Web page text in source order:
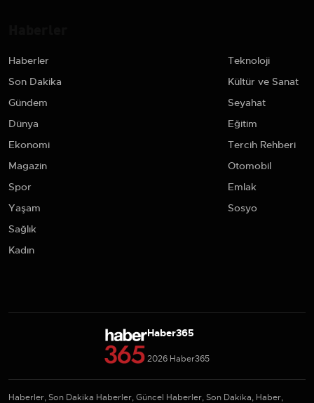
Haberler
Son Dakika
Gündem
Dünya
Ekonomi
Magazin
Spor
Yaşam
Sağlık
Kadın
Teknoloji
Kültür ve Sanat
Seyahat
Eğitim
Tercih Rehberi
Otomobil
Emlak
Sosyo
Haber365
2026 Haber365
Haberler, Son Dakika Haberler, Güncel Haberler, Son Dakika, Haber,